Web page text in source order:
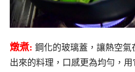
燉煮: 鋼化的玻璃蓋，讓熱空氣
出來的料理，口感更為均勻，